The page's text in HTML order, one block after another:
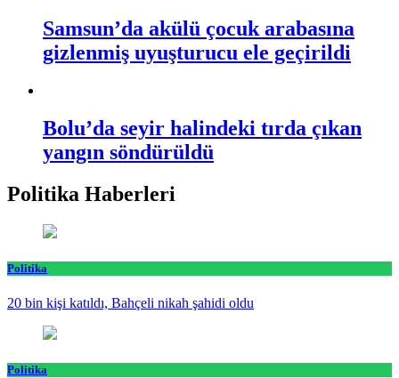
Samsun’da akülü çocuk arabasına
gizlenmiş uyuşturucu ele geçirildi
Bolu’da seyir halindeki tırda çıkan
yangın söndürüldü
Politika Haberleri
Politika
20 bin kişi katıldı, Bahçeli nikah şahidi oldu
Politika